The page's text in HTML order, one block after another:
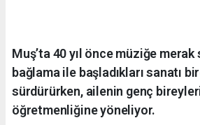
Muş’ta 40 yıl önce müziğe
bağlama ile başladıkları sanatı
sürdürürken, ailenin genç
öğretmenliğine yöneliyor.